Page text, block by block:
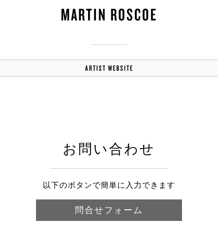
MARTIN ROSCOE
ARTIST WEBSITE
お問い合わせ
以下のボタンで簡単に入力できます
問合せフォーム